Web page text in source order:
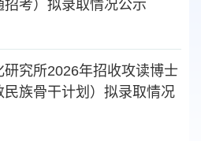
考）拟录取情况公示
究所2026年招收攻读博士
民族骨干计划）拟录取情况